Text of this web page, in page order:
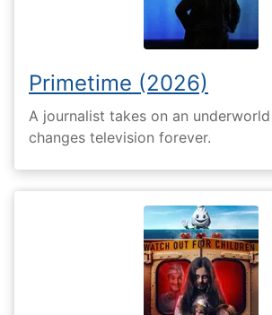
Primetime (2026)
A journalist takes on an
changes television forever.